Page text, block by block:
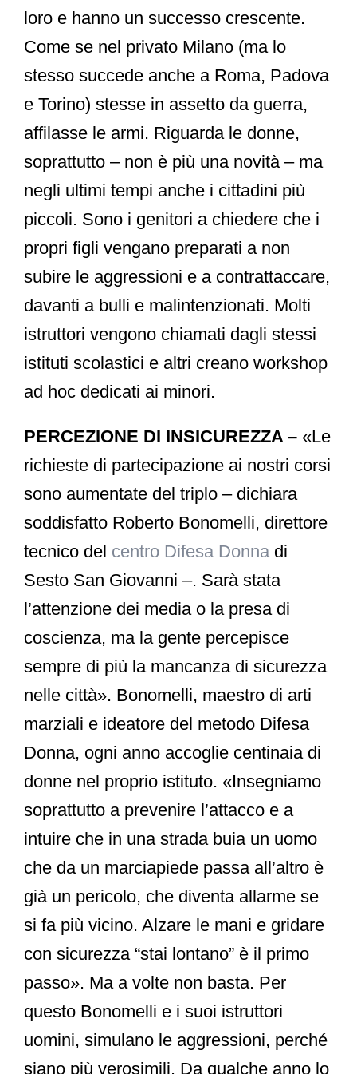
loro e hanno un successo crescente.
Come se nel privato Milano (ma lo
stesso succede anche a Roma, Padova
e Torino) stesse in assetto da guerra,
affilasse le armi. Riguarda le donne,
soprattutto – non è più una novità – ma
negli ultimi tempi anche i cittadini più
piccoli. Sono i genitori a chiedere che i
propri figli vengano preparati a non
subire le aggressioni e a contrattaccare,
davanti a bulli e malintenzionati. Molti
istruttori vengono chiamati dagli stessi
istituti scolastici e altri creano workshop
ad hoc dedicati ai minori.
PERCEZIONE DI INSICUREZZA – «Le
richieste di partecipazione ai nostri corsi
sono aumentate del triplo – dichiara
soddisfatto Roberto Bonomelli, direttore
tecnico del centro Difesa Donna di
Sesto San Giovanni –. Sarà stata
l’attenzione dei media o la presa di
coscienza, ma la gente percepisce
sempre di più la mancanza di sicurezza
nelle città». Bonomelli, maestro di arti
marziali e ideatore del metodo Difesa
Donna, ogni anno accoglie centinaia di
donne nel proprio istituto. «Insegniamo
soprattutto a prevenire l’attacco e a
intuire che in una strada buia un uomo
che da un marciapiede passa all’altro è
già un pericolo, che diventa allarme se
si fa più vicino. Alzare le mani e gridare
con sicurezza “stai lontano” è il primo
passo». Ma a volte non basta. Per
questo Bonomelli e i suoi istruttori
uomini, simulano le aggressioni, perché
siano più verosimili. Da qualche anno lo